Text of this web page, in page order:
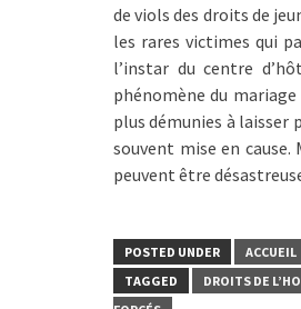
de viols des droits de
les rares victimes qui
l’instar du centre
phénomène du
plus démunies à
souvent mise en
peuvent être
POSTED UNDER ACCUEIL
TAGGED
DROITS DE